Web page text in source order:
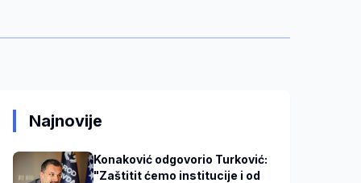
Najnovije
Konaković odgovorio Turković:
"Zaštitit ćemo institucije i od